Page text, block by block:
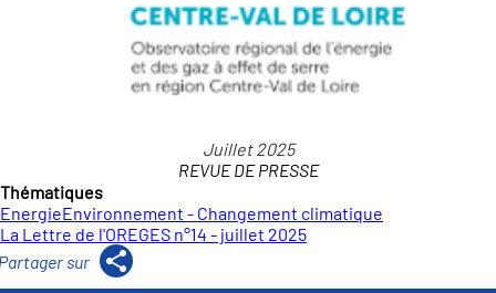
REVUE DE PRESSE
Thématiques
EnergieEnvironnement - Changement climatique
La Lettre de l'OREGES n°14 - juillet 2025